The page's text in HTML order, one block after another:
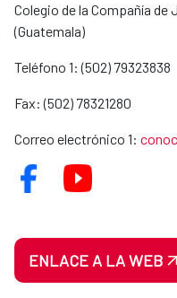
Colegio de la Compañía de
(Guatemala)
Teléfono 1: (502) 79323838
Fax: (502) 78321280
Correo electrónico 1:
ENLACE A LA WEB